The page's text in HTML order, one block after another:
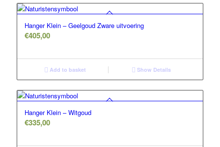
Hanger Klein – Geelgoud Zware uitvoering
€405,00
Add to basket Show Details
Hanger Klein – Witgoud
€335,00